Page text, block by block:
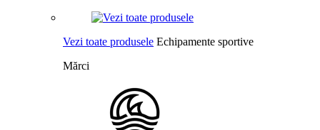
Vezi toate produsele Echipamente sportive
Mărci